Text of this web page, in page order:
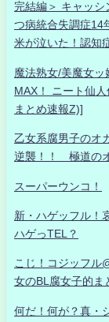
完結編＞ キャッシ
つ病統合失調症14
米が泣いた！認知
魔法熟女/美魔女
MAX！ ニート仙
まとめ速報Z)]
乙女系腐男子のオ
逆襲！！ 極道の
スーパーウンコ！
新・ハゲッフル！
ハゲっTEL？
こじ！コジッフル
女のBL腐女子的ま
何だ！何が？真